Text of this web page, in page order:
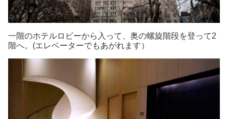
一階のホテルロビーから入って、奥の螺旋階段を登って2
階へ。(エレベーターでもあがれます）